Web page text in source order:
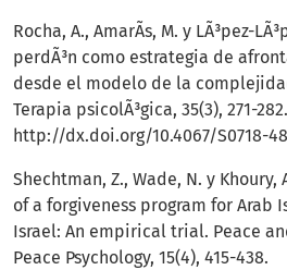
Rocha, A., AmarÃ­s, M. y LÃ³pez-
perdÃ³n como estrategia de
desde el modelo de la
Terapia psicolÃ³gica, 35(3), 271-282.
http://dx.doi.org/10.4067/S0718-
Shechtman, Z., Wade, N. y Khoury,
of a forgiveness program for Arab
Israel: An empirical trial. Peace
Peace Psychology, 15(4), 415-438.